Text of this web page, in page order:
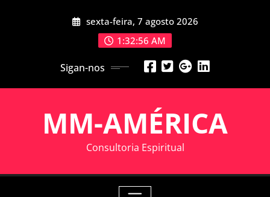
sexta-feira, 7 agosto 2026
1:32:56 AM
Sigan-nos
MM-AMÉRICA
Consultoria Espiritual